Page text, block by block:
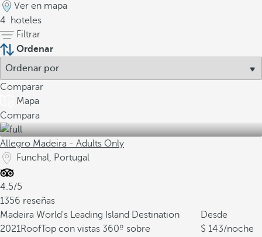
Ver en mapa
4
hoteles
Filtrar
Ordenar
Comparar
Mapa
Compara
Allegro Madeira - Adults Only
Funchal, Portugal
4.5/5
1356 reseñas
Madeira World's Leading Island Destination
2021RoofTop con vistas 360º sobre
Desde
143/noche